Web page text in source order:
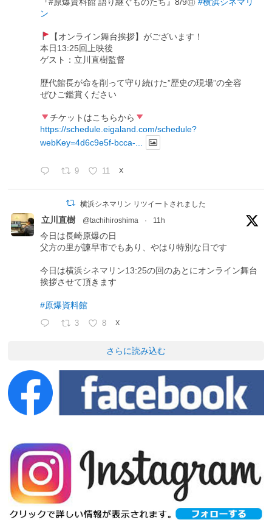
ン
【オンライン舞台挨拶】がございます！
本日13:25回上映後
ゲスト：立川直樹監督
歴代館長が命を削って守り続けた”歴史の現場”の全容
ぜひご鑑賞ください
チケットはこちらから
https://schedule.eigaland.com/schedule?
webKey=4d6c9e5f-bcca-...
9 11 X
横浜シネマリン リツイートされました
立川直樹 @tachihiroshima · 11h
今日は長崎原爆の日
父方の里が諫早市でもあり、やはり特別な日です
今日は横浜シネマリン13:25の回のあとにオンライン舞台
挨拶させて頂きます
#原爆資料館
3 8 X
さらに読み込む